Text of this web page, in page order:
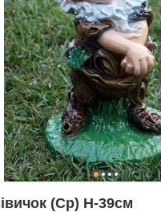
(Ср) H-39см